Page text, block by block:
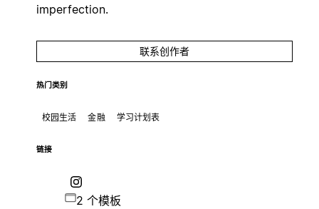
imperfection.
联系创作者
热门类别
校园生活 金融 学习计划表
链接
2 个模板